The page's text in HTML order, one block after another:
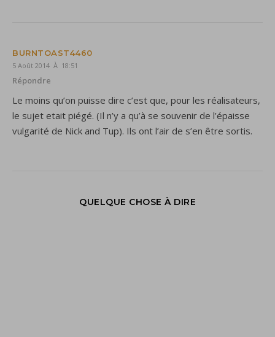
BURNTOAST4460
5 Août 2014 À 18:51
Répondre
Le moins qu’on puisse dire c’est que, pour les réalisateurs,
le sujet etait piégé. (Il n’y a qu’à se souvenir de l’épaisse
vulgarité de Nick and Tup). Ils ont l’air de s’en être sortis.
QUELQUE CHOSE À DIRE